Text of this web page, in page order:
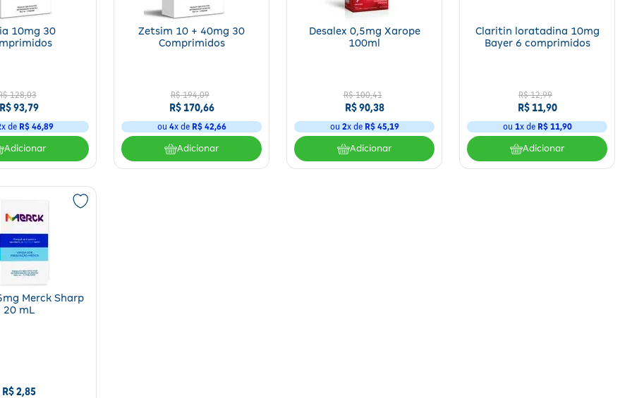
10mg 30
128,03
R$ 93,79
x de R$ 46,89
Adicionar
Zetsim 10 + 40mg 30
Comprimidos
R$ 194,09
R$ 170,66
ou 4x de R$ 42,66
Adicionar
Desalex 0,5mg Xarope
100ml
R$ 100,41
R$ 90,38
ou 2x de R$ 45,19
Adicionar
Claritin loratadina 10mg
Bayer 6 comprimidos
R$ 12,99
R$ 11,90
ou 1x de R$ 11,90
Adicionar
Merck Sharp
20 mL
R$ 2,85